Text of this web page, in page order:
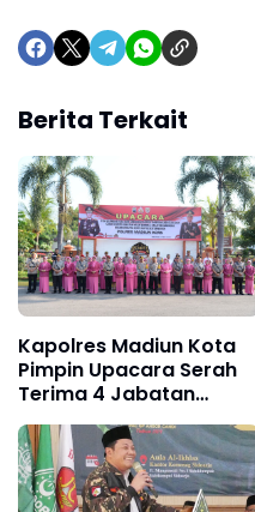
Berita Terkait
Kapolres Madiun Kota
Pimpin Upacara Serah
Terima 4 Jabatan
Penting